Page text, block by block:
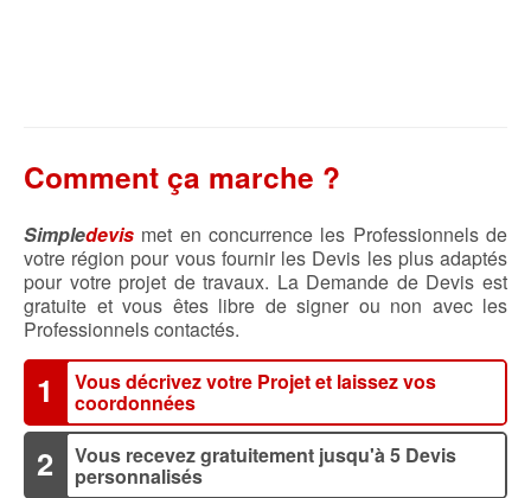
Comment ça marche ?
Simpledevis met en concurrence les Professionnels de
votre région pour vous fournir les Devis les plus adaptés
pour votre projet de travaux. La Demande de Devis est
gratuite et vous êtes libre de signer ou non avec les
Professionnels contactés.
1 Vous décrivez votre Projet et laissez vos
coordonnées
2 Vous recevez gratuitement jusqu'à 5 Devis
personnalisés